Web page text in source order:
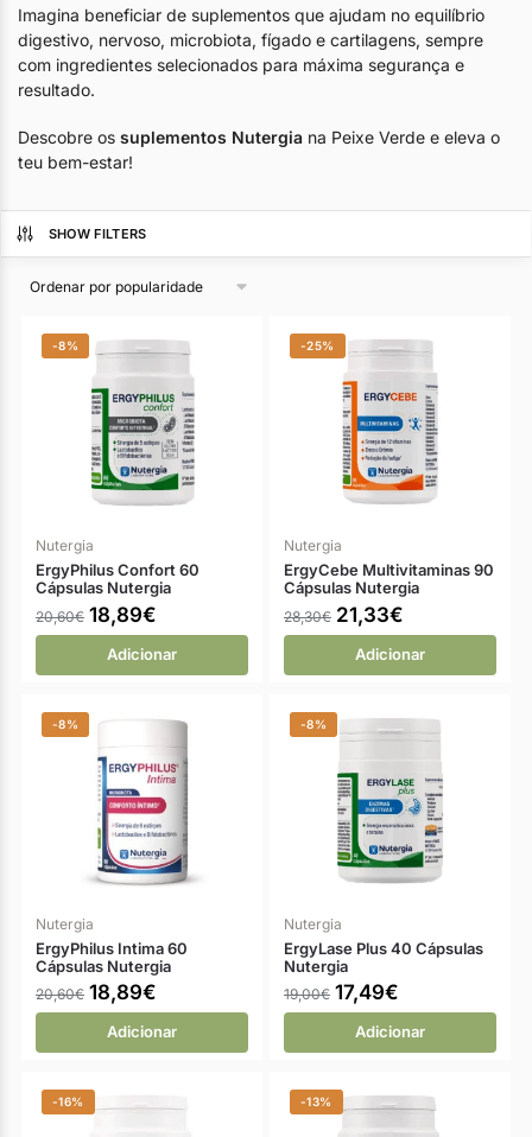
Imagina beneficiar de suplementos que ajudam no equilíbrio
digestivo, nervoso, microbiota, fígado e cartilagens, sempre
com ingredientes selecionados para máxima segurança e
resultado.
Descobre os suplementos Nutergia na Peixe Verde e eleva o
teu bem-estar!
SHOW FILTERS
-8%
Nutergia
ErgyPhilus Confort 60
Cápsulas Nutergia
20,60€ 18,89€
Adicionar
-25%
Nutergia
ErgyCebe Multivitaminas 90
Cápsulas Nutergia
28,30€ 21,33€
Adicionar
-8%
Nutergia
ErgyPhilus Intima 60
Cápsulas Nutergia
20,60€ 18,89€
Adicionar
-8%
Nutergia
ErgyLase Plus 40 Cápsulas
Nutergia
19,00€ 17,49€
Adicionar
-16% -13%